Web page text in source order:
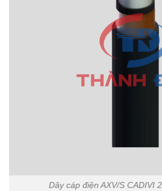
Dây cáp điện AXV/S CADIVI